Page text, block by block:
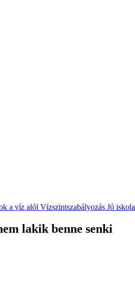
a víz alól Vízszintszabályozás Jó iskola
lakik benne senki